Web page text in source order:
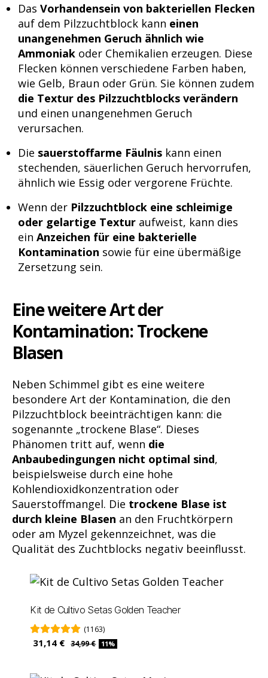
Das Vorhandensein von bakteriellen Flecken
auf dem Pilzzuchtblock kann einen
unangenehmen Geruch ähnlich wie
Ammoniak oder Chemikalien erzeugen. Diese
Flecken können verschiedene Farben haben,
wie Gelb, Braun oder Grün. Sie können zudem
die Textur des Pilzzuchtblocks verändern
und einen unangenehmen Geruch
verursachen.
Die sauerstoffarme Fäulnis kann einen
stechenden, säuerlichen Geruch hervorrufen,
ähnlich wie Essig oder vergorene Früchte.
Wenn der Pilzzuchtblock eine schleimige
oder gelartige Textur aufweist, kann dies
ein Anzeichen für eine bakterielle
Kontamination sowie für eine übermäßige
Zersetzung sein.
Eine weitere Art der
Kontamination: Trockene
Blasen
Neben Schimmel gibt es eine weitere
besondere Art der Kontamination, die den
Pilzzuchtblock beeinträchtigen kann: die
sogenannte „trockene Blase“. Dieses
Phänomen tritt auf, wenn die
Anbaubedingungen nicht optimal sind,
beispielsweise durch eine hohe
Kohlendioxidkonzentration oder
Sauerstoffmangel. Die trockene Blase ist
durch kleine Blasen an den Fruchtkörpern
oder am Myzel gekennzeichnet, was die
Qualität des Zuchtblocks negativ beeinflusst.
Kit de Cultivo Setas Golden Teacher
(1163)
31,14 € 34,99 € 11%